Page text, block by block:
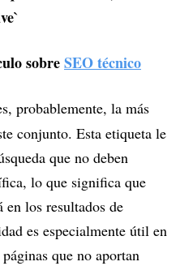
sobreSEO técnico
probablemente, la más
conjunto. Esta etiqueta le
que no deben
lo que significa que
en los resultados de
es especialmente útil en
que no aportan